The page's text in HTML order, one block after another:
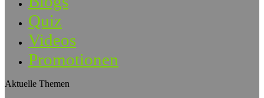
Quiz
Videos
Promotionen
Aktuelle Themen